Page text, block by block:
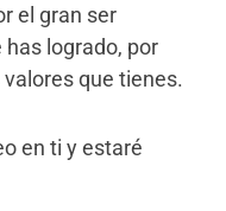
el gran ser
has logrado, por
que tienes.
en ti y estaré